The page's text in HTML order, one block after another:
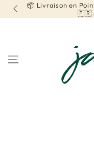
IGNORER LE
CONTENU
pour la France